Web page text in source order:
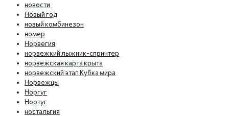
новости
Новый год
новый комбинезон
номер
Норвегия
норвежкий лыжник-спринтер
норвежская карта крыта
норвежский этап Кубка мира
Норвежцы
Норгуг
Нортуг
ностальгия